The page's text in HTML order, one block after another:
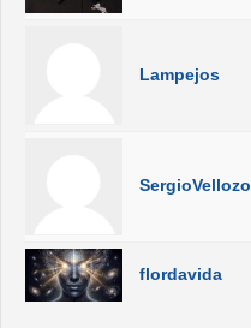
Lampejos
SergioVellozo
flordavida